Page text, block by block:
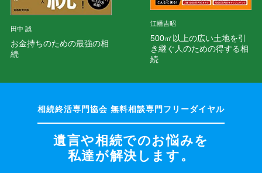
田中 誠
お金持ちのための最強の相
続
江幡吉昭
500㎡以上の広い土地を引
き継ぐ人のための得する相
続
遺言や相続でのお悩みを
私達が解決します。